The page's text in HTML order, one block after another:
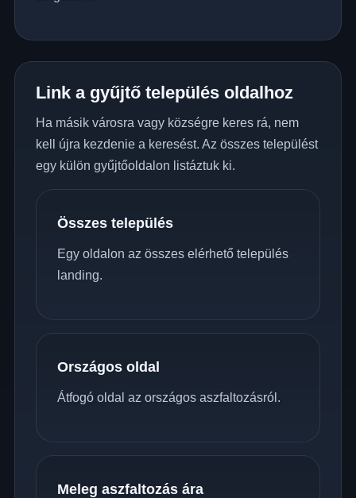
Link a gyűjtő település oldalhoz
Ha másik városra vagy községre keres rá, nem
kell újra kezdenie a keresést. Az összes települést
egy külön gyűjtőoldalon listáztuk ki.
Összes település
Egy oldalon az összes elérhető település
landing.
Országos oldal
Átfogó oldal az országos aszfaltozásról.
Meleg aszfaltozás ára